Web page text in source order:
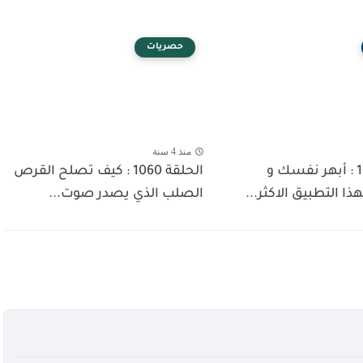
الحلقة 1049 : أبهر نفسك و
التطبيق الاكثر...
حصريات
منذ 4 سنة
الحلقة 1060 : كيف تصلح القرص
الصلب الذي يصدر صوت...